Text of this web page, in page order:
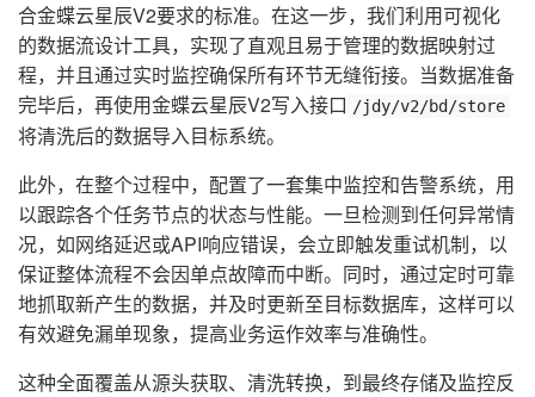
合金蝶云星辰V2要求的标准。在这一步，我们利用可视化
的数据流设计工具，实现了直观且易于管理的数据映射过
程，并且通过实时监控确保所有环节无缝衔接。当数据准备
完毕后，再使用金蝶云星辰V2写入接口 /jdy/v2/bd/store
将清洗后的数据导入目标系统。
此外，在整个过程中，配置了一套集中监控和告警系统，用
以跟踪各个任务节点的状态与性能。一旦检测到任何异常情
况，如网络延迟或API响应错误，会立即触发重试机制，以
保证整体流程不会因单点故障而中断。同时，通过定时可靠
地抓取新产生的数据，并及时更新至目标数据库，这样可以
有效避免漏单现象，提高业务运作效率与准确性。
这种全面覆盖从源头获取、清洗转换，到最终存储及监控反